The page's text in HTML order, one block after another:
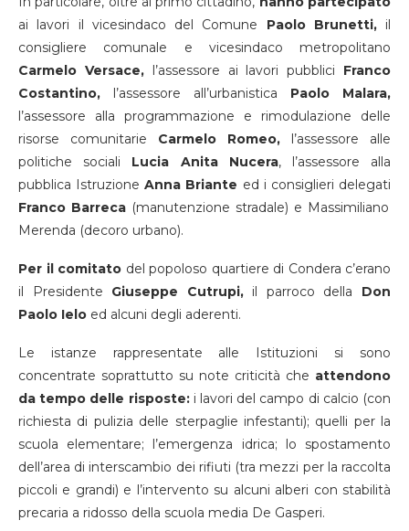
ai lavori il vicesindaco del Comune Paolo Brunetti,il
consigliere comunale e vicesindaco metropolitano
Carmelo Versace,l’assessore ai lavori pubblici Franco
Costantino, l’assessore all’urbanistica Paolo Malara,
l’assessore alla programmazione e rimodulazione delle
risorse comunitarie Carmelo Romeo, l’assessore alle
politiche sociali Lucia Anita Nucera, l’assessore alla
pubblica IstruzioneAnna Briante ed i consiglieri delegati
Franco Barreca (manutenzione stradale) e Massimiliano
Merenda (decoro urbano).
Per il comitato del popoloso quartiere di Condera c’erano
il Presidente Giuseppe Cutrupi,il parroco della Don
Paolo Ielo ed alcuni degli aderenti.
Le istanze rappresentate alle Istituzioni si sono
concentrate soprattutto su note criticità che attendono
da tempo delle risposte:i lavori del campo di calcio (con
richiesta di pulizia delle sterpaglie infestanti); quelli per la
scuola elementare; l’emergenza idrica; lo spostamento
dell’area di interscambio dei rifiuti (tra mezzi per la raccolta
piccoli e grandi) e l’intervento su alcuni alberi con stabilità
precaria a ridosso della scuola media De Gasperi.